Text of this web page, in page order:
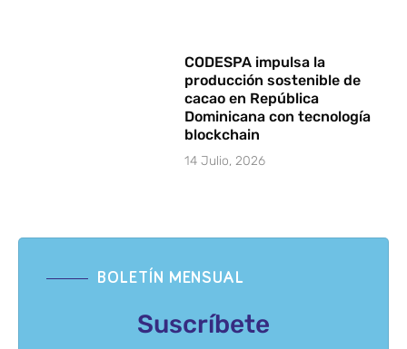
CODESPA impulsa la
producción sostenible de
cacao en República
Dominicana con tecnología
blockchain
14 Julio, 2026
BOLETÍN MENSUAL
Suscríbete